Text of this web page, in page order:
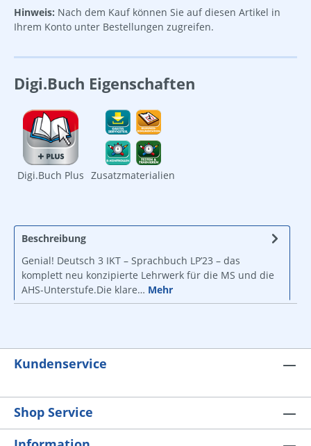
Hinweis: Nach dem Kauf können Sie auf diesen Artikel in
Ihrem Konto unter Bestellungen zugreifen.
Digi.Buch Eigenschaften
Digi.Buch Plus Zusatzmaterialien
Beschreibung
Genial! Deutsch 3 IKT – Sprachbuch LP’23 – das
komplett neu konzipierte Lehrwerk für die MS und die
AHS-Unterstufe.Die klare… Mehr
Kundenservice
Shop Service